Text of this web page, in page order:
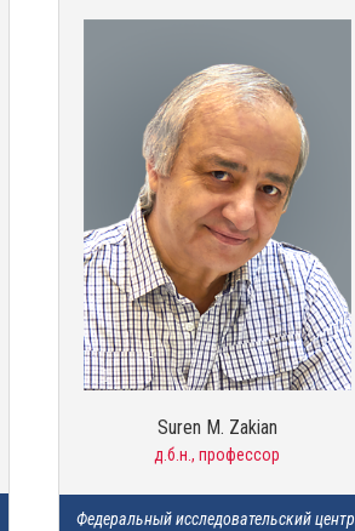
Suren M. Zakian
д.б.н., профессор
Федеральный исследовательский центр